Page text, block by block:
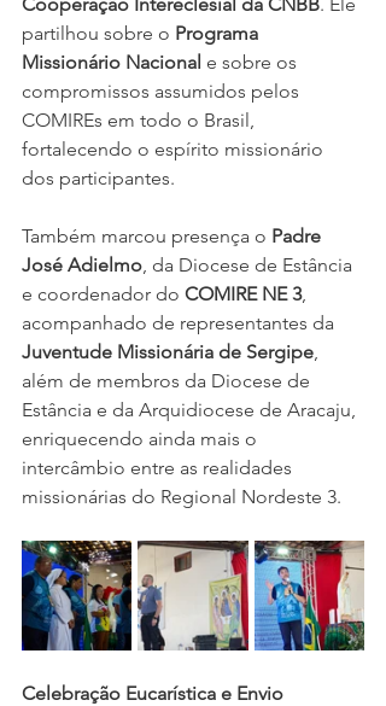
partilhou sobre o Programa
Missionário Nacional e sobre os
compromissos assumidos pelos
COMIREs em todo o Brasil,
fortalecendo o espírito missionário
dos participantes.
Também marcou presença o Padre
José Adielmo, da Diocese de Estância
e coordenador do COMIRE NE 3,
acompanhado de representantes da
Juventude Missionária de Sergipe,
além de membros da Diocese de
Estância e da Arquidiocese de Aracaju,
enriquecendo ainda mais o
intercâmbio entre as realidades
missionárias do Regional Nordeste 3.
Celebração Eucarística e Envio